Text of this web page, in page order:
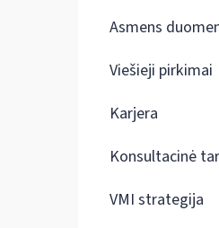
Asmens
Viešieji pirkimai
Karjera
Konsultacinė
VMI strategija